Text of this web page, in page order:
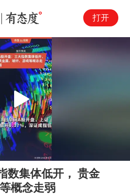
打开
Play
数集体低开， 贵金
概念走弱